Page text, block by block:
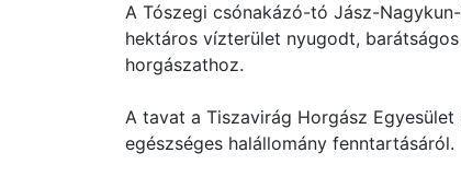
A Tószegi csónakázó-tó Jász-
hektáros vízterület nyugodt,
horgászathoz.
A tavat a Tiszavirág Horgász
egészséges halállomány fenntartásáról.